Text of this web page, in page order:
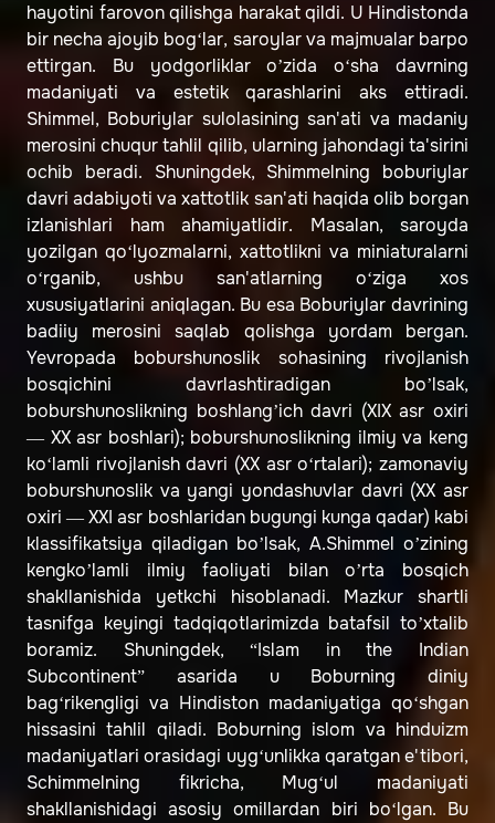
hayotini farovon qilishga harakat qildi. U Hindistonda
bir necha ajoyib bog‘lar, saroylar va majmualar barpo
ettirgan. Bu yodgorliklar o’zida o‘sha davrning
madaniyati va estetik qarashlarini aks ettiradi.
Shimmel, Boburiylar sulolasining san'ati va madaniy
merosini chuqur tahlil qilib, ularning jahondagi ta'sirini
ochib beradi. Shuningdek, Shimmelning boburiylar
davri adabiyoti va xattotlik san'ati haqida olib borgan
izlanishlari ham ahamiyatlidir. Masalan, saroyda
yozilgan qo‘lyozmalarni, xattotlikni va miniaturalarni
o‘rganib, ushbu san'atlarning o‘ziga xos
xususiyatlarini aniqlagan. Bu esa Boburiylar davrining
badiiy merosini saqlab qolishga yordam bergan.
Yevropada boburshunoslik sohasining rivojlanish
bosqichini davrlashtiradigan bo’lsak,
boburshunoslikning boshlang’ich davri (XIX asr oxiri
— XX asr boshlari); boburshunoslikning ilmiy va keng
ko‘lamli rivojlanish davri (XX asr o‘rtalari); zamonaviy
boburshunoslik va yangi yondashuvlar davri (XX asr
oxiri — XXI asr boshlaridan bugungi kunga qadar) kabi
klassifikatsiya qiladigan bo’lsak, A.Shimmel o’zining
kengko’lamli ilmiy faoliyati bilan o’rta bosqich
shakllanishida yetkchi hisoblanadi. Mazkur shartli
tasnifga keyingi tadqiqotlarimizda batafsil to’xtalib
boramiz. Shuningdek, “Islam in the Indian
Subcontinent” asarida u Boburning diniy
bag‘rikengligi va Hindiston madaniyatiga qo‘shgan
hissasini tahlil qiladi. Boburning islom va hinduizm
madaniyatlari orasidagi uyg‘unlikka qaratgan e'tibori,
Schimmelning fikricha, Mug‘ul madaniyati
shakllanishidagi asosiy omillardan biri bo‘lgan. Bu